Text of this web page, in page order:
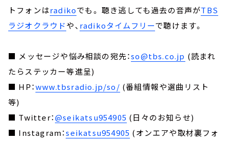
トフォンはradikoでも。 聴き逃しても過去の音声がTBS
ラジオクラウドや、 radikoタイムフリーで聴けます。
■ メッセージや悩み相談の宛先：so@tbs.co.jp (読まれ
たらステッカー等進呈)
■ HP：www.tbsradio.jp/so/ (番組情報や選曲リスト
等)
■ Twitter：@seikatsu954905 (日々のお知らせ)
■ Instagram：seikatsu954905 (オンエアや取材裏フォ